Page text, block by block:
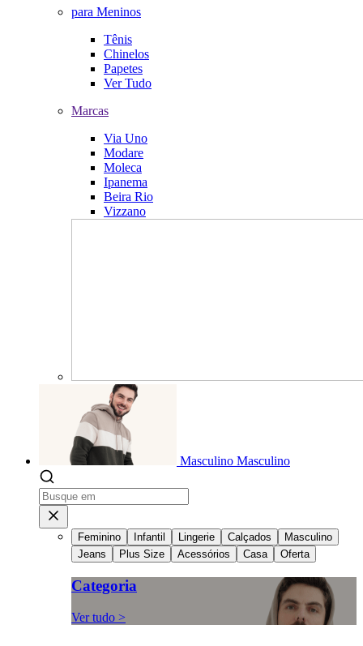
para Meninos
Tênis
Chinelos
Papetes
Ver Tudo
Marcas
Via Uno
Modare
Moleca
Ipanema
Beira Rio
Vizzano
Masculino Masculino
Feminino Infantil Lingerie Calçados
Masculino
Jeans
Plus Size Acessórios Casa Oferta
Categoria
Ver tudo >